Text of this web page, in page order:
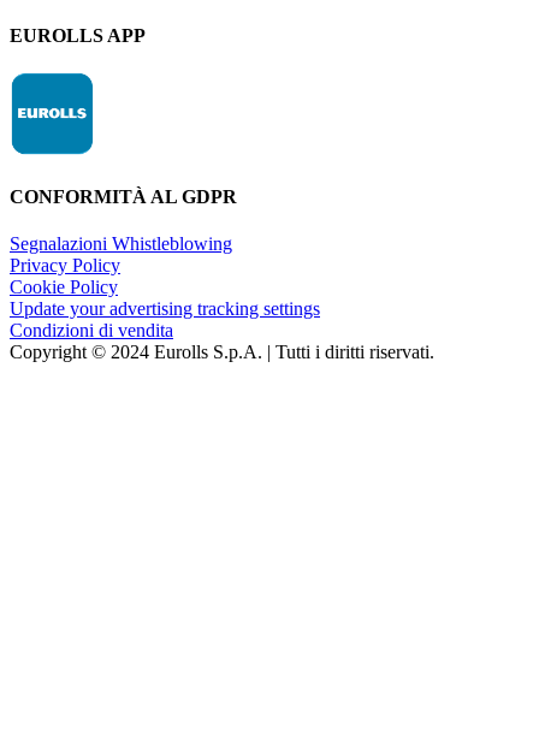
EUROLLS APP
CONFORMITÀ AL GDPR
Segnalazioni Whistleblowing
Privacy Policy
Cookie Policy
Update your advertising tracking settings
Condizioni di vendita
Copyright © 2024 Eurolls S.p.A. | Tutti i diritti riservati.